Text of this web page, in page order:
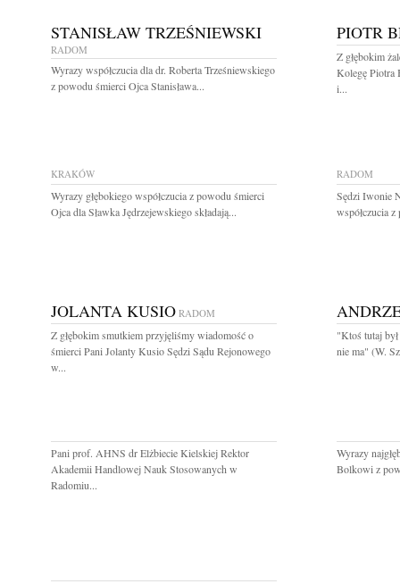
STANISŁAW TRZEŚNIEWSKI
RADOM
Wyrazy współczucia dla dr. Roberta Trześniewskiego
z powodu śmierci Ojca Stanisława...
PIOTR
Z głębokim
Kolegę Piotra
i...
KRAKÓW
Wyrazy głębokiego współczucia z powodu śmierci
Ojca dla Sławka Jędrzejewskiego składają...
RADOM
Sędzi Iwonie
współczucia
JOLANTA KUSIO RADOM
Z głębokim smutkiem przyjęliśmy wiadomość o
śmierci Pani Jolanty Kusio Sędzi Sądu Rejonowego
w...
"Ktoś tutaj
nie ma" (W.
Pani prof. AHNS dr Elżbiecie Kielskiej Rektor
Akademii Handlowej Nauk Stosowanych w
Radomiu...
Wyrazy
Bolkowi z